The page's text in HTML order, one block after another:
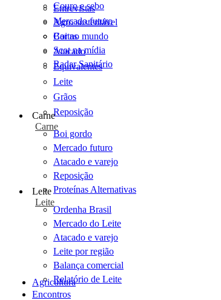
Entrevistas
Agro sustentável
Cartas
Scot na mídia
Radar Sanitário
Couro e sebo
Mercado futuro
Boi no mundo
Atacado
Equivalentes
Leite
Grãos
Reposição
Carne
Carne
Boi gordo
Mercado futuro
Atacado e varejo
Reposição
Proteínas Alternativas
Leite
Leite
Ordenha Brasil
Mercado do Leite
Atacado e varejo
Leite por região
Balança comercial
Relatório de Leite
Agricultura
Encontros